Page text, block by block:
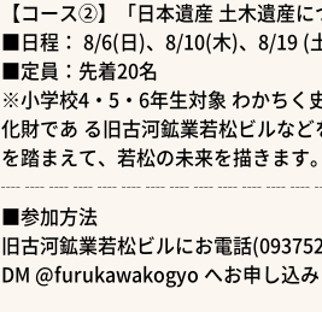
【コース②】「日本遺産 土木遺産に
■日程： 8/6(日)、8/10(木)、8/19 (
■定員：先着20名
※小学校4・5・6年生対象 わかちく
化財であ る旧古河鉱業若松ビルな
を踏まえて、若松の未来を描きます。
┈ ┈ ┈ ┈ ┈ ┈ ┈ ┈ ┈ ┈ ┈ ┈ ┈
■参加方法
旧古河鉱業若松ビルにお電話
DM @furukawakogyo へお申し込み